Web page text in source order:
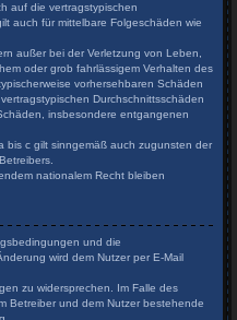
auf die vertragstypischen
auch für mittelbare Folgeschäden wie
außer bei der Verletzung von Leben,
oder grob fahrlässigem Verhalten des
vorhersehbaren Schäden
Durchschnittsschäden
insbesondere entgangenen
bis c gilt sinngemäß auch zugunsten der
nationalem Recht bleiben
und die
wird dem Nutzer per E-Mail
zu widersprechen. Im Falle des
Betreiber und dem Nutzer bestehende